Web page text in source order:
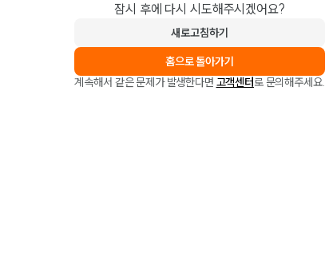
잠시 후에 다시 시도해주시겠어요?
새로고침하기
홈으로 돌아가기
계속해서 같은 문제가 발생한다면 고객센터로 문의해주세요.